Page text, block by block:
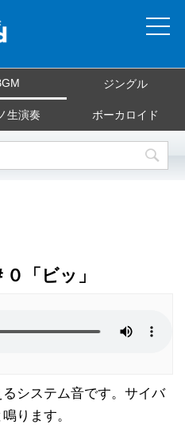
について
規約
合せ
ジングル
生演奏 ボーカロイド
「ビッ」
システム音です。サイバ
ります。